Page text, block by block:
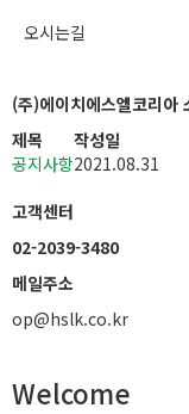
오시는길
(주)에이치에스엘코리아
제목
작성일
공지사항2021.08.31
고객센터
02-2039-3480
메일주소
op@hslk.co.kr
Welcome